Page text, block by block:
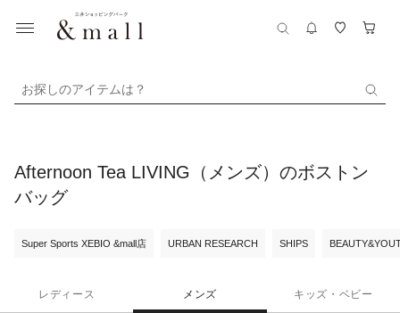
お探しのアイテムは？
Afternoon Tea LIVING（メンズ）のボストン
バッグ
Super Sports XEBIO &mall店 URBAN RESEARCH SHIPS
レディース メンズ キッズ・ベビー